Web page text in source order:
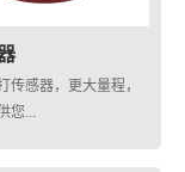
传感器，更大量程，
您...